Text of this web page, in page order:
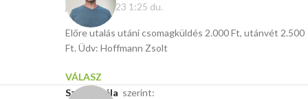
július 28, 2023 1:25 du.
Előre utalás utáni csomagküldés 2.000 Ft, utánvét 2.500
Ft. Üdv: Hoffmann Zsolt
VÁLASZ
Szarka Béla szerint: